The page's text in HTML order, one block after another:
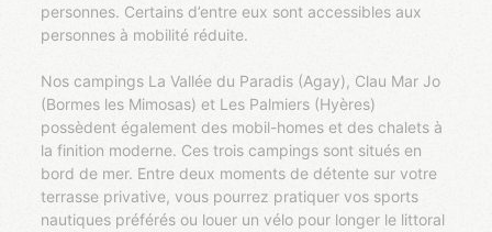
personnes. Certains d’entre eux sont accessibles aux
personnes à mobilité réduite.
Nos campings La Vallée du Paradis (Agay), Clau Mar Jo
(Bormes les Mimosas) et Les Palmiers (Hyères)
possèdent également des mobil-homes et des chalets à
la finition moderne. Ces trois campings sont situés en
bord de mer. Entre deux moments de détente sur votre
terrasse privative, vous pourrez pratiquer vos sports
nautiques préférés ou louer un vélo pour longer le littoral